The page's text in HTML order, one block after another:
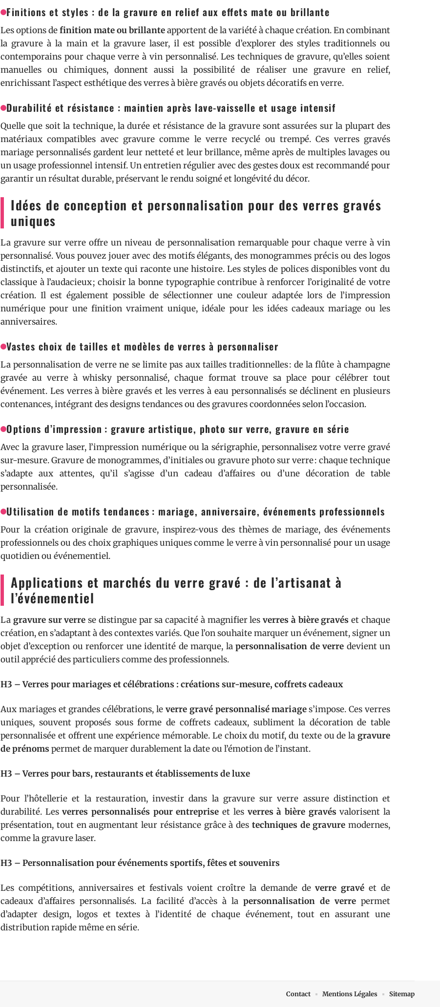
Finitions et styles : de la gravure en relief aux effets mate ou brillante
Les options definition mate ou brillanteapportent de la variété à chaque création. En combinant
la gravure à la main et la gravure laser, il est possible d’explorer des styles traditionnels ou
contemporains pour chaque verre à vin personnalisé. Les techniques de gravure, qu’elles soient
manuelles ou chimiques, donnent aussi la possibilité de réaliser une gravure en relief,
enrichissant l’aspect esthétique des verres à bière gravés ou objets décoratifs en verre.
Durabilité et résistance : maintien après lave-vaisselle et usage intensif
Quelle que soit la technique, la durée et résistance de la gravure sont assurées sur la plupart des
matériaux compatibles avec gravure comme le verre recyclé ou trempé. Ces verres gravés
mariage personnalisés gardent leur netteté et leur brillance, même après de multiples lavages ou
un usage professionnel intensif. Un entretien régulier avec des gestes doux est recommandé pour
garantir un résultat durable, préservant le rendu soigné et longévité du décor.
Idées de conception et personnalisation pour des verres gravés
uniques
La gravure sur verre offre un niveau de personnalisation remarquable pour chaque verre à vin
personnalisé. Vous pouvez jouer avec des motifs élégants, des monogrammes précis ou des logos
distinctifs, et ajouter un texte qui raconte une histoire. Les styles de polices disponibles vont du
classique à l’audacieux ; choisir la bonne typographie contribue à renforcer l’originalité de votre
création. Il est également possible de sélectionner une couleur adaptée lors de l’impression
numérique pour une finition vraiment unique, idéale pour les idées cadeaux mariage ou les
anniversaires.
Vastes choix de tailles et modèles de verres à personnaliser
La personnalisation de verre ne se limite pas aux tailles traditionnelles : de la flûte à champagne
gravée au verre à whisky personnalisé, chaque format trouve sa place pour célébrer tout
événement. Les verres à bière gravés et les verres à eau personnalisés se déclinent en plusieurs
contenances, intégrant des designs tendances ou des gravures coordonnées selon l’occasion.
Options d’impression : gravure artistique, photo sur verre, gravure en série
Avec la gravure laser, l’impression numérique ou la sérigraphie, personnalisez votre verre gravé
sur-mesure. Gravure de monogrammes, d’initiales ou gravure photo sur verre : chaque technique
s’adapte aux attentes, qu’il s’agisse d’un cadeau d’affaires ou d’une décoration de table
personnalisée.
Utilisation de motifs tendances : mariage, anniversaire, événements professionnels
Pour la création originale de gravure, inspirez-vous des thèmes de mariage, des événements
professionnels ou des choix graphiques uniques comme le verre à vin personnalisé pour un usage
quotidien ou événementiel.
Applications et marchés du verre gravé : de l’artisanat à
l’événementiel
La gravure sur verre se distingue par sa capacité à magnifier lesverres à bière gravés et chaque
création, en s’adaptant à des contextes variés. Que l’on souhaite marquer un événement, signer un
objet d’exception ou renforcer une identité de marque, lapersonnalisation de verre devient un
outil apprécié des particuliers comme des professionnels.
H3 – Verres pour mariages et célébrations : créations sur-mesure, coffrets cadeaux
Aux mariages et grandes célébrations, le verre gravé personnalisé mariages’impose. Ces verres
uniques, souvent proposés sous forme de coffrets cadeaux, subliment la décoration de table
personnalisée et offrent une expérience mémorable. Le choix du motif, du texte ou de la gravure
de prénoms permet de marquer durablement la date ou l’émotion de l’instant.
H3 – Verres pour bars, restaurants et établissements de luxe
Pour l’hôtellerie et la restauration, investir dans la gravure sur verre assure distinction et
durabilité. Lesverres personnalisés pour entreprise et les verres à bière gravés valorisent la
présentation, tout en augmentant leur résistance grâce à des techniques de gravure modernes,
comme la gravure laser.
H3 – Personnalisation pour événements sportifs, fêtes et souvenirs
Les compétitions, anniversaires et festivals voient croître la demande deverre gravé et de
cadeaux d’affaires personnalisés. La facilité d’accès à la personnalisation de verre permet
d’adapter design, logos et textes à l’identité de chaque événement, tout en assurant une
distribution rapide même en série.
Contact Mentions Légales Sitemap